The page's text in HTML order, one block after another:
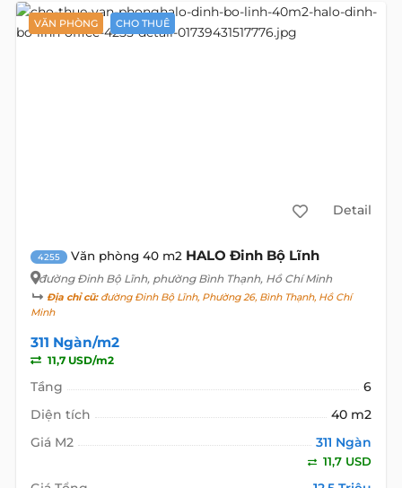
VĂN PHÒNG CHO THUÊ
Detail
4255 Văn phòng 40 m2 HALO Đinh Bộ Lĩnh
đường Đinh Bộ Lĩnh, phường Bình Thạnh, Hồ Chí Minh
Địa chỉ cũ:đường Đinh Bộ Lĩnh, Phường 26, Bình Thạnh, Hồ Chí
Minh
311 Ngàn/m2
11,7 USD/m2
Tầng
6
Diện tích
40 m2
Giá M2
311 Ngàn
11,7 USD